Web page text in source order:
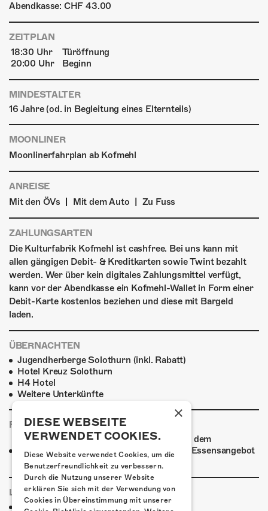
Abendkasse: CHF 43.00
ZEITPLAN
18:30 Uhr
Türöffnung
20:00 Uhr
Beginn
MINDESTALTER
16 Jahre (od. in Begleitung eines Elternteils)
MOONLINER
Moonlinerfahrplan ab Kofmehl
ANREISE
Mit den ÖVs
Mit dem Auto Zu Fuss
ZAHLUNGSARTEN
Die Kulturfabrik Kofmehl ist cashfree. Bei uns kann mit
allen gängigen Debit- & Kreditkarten sowie Twint bezahlt
werden. Wer über kein digitales Zahlungsmittel verfügt,
kann vor der Abendkasse ein Kofmehl-Wallet in Form einer
Debit-Karte kostenlos beziehen und diese mit Bargeld
laden.
ÜBERNACHTEN
Jugendherberge Solothurn (inkl. Rabatt)
Hotel Kreuz Solothurn
H4 Hotel
Weitere Unterkünfte
FOODTRUCK
Ab 18:30 Uhr verwöhnt ein Foodtruck auf dem
Kofmehlareal die Gäste mit einem breiten Essensangebot
zu fairen Preisen.
LINKS & PARTNER
Facebook-Event
×
DIESE WEBSEITE
VERWENDET COOKIES.
Diese Website verwendet Cookies, um die
Benutzerfreundlichkeit zu verbessern.
Durch die Nutzung unserer Website
erklären Sie sich mit der Verwendung von
Cookies in Übereinstimmung mit unserer